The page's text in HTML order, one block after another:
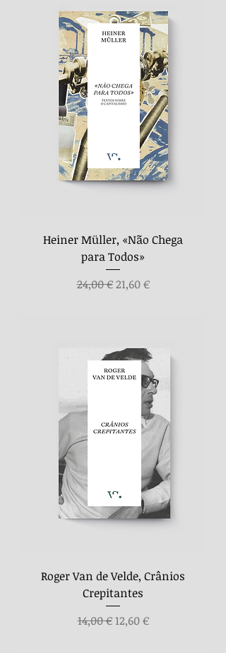
Heiner Müller, «Não Chega
para Todos»
Preço normal
24,00 € Preço promocional
21,60 €
Roger Van de Velde, Crânios
Crepitantes
Preço normal
14,00 € Preço promocional
12,60 €